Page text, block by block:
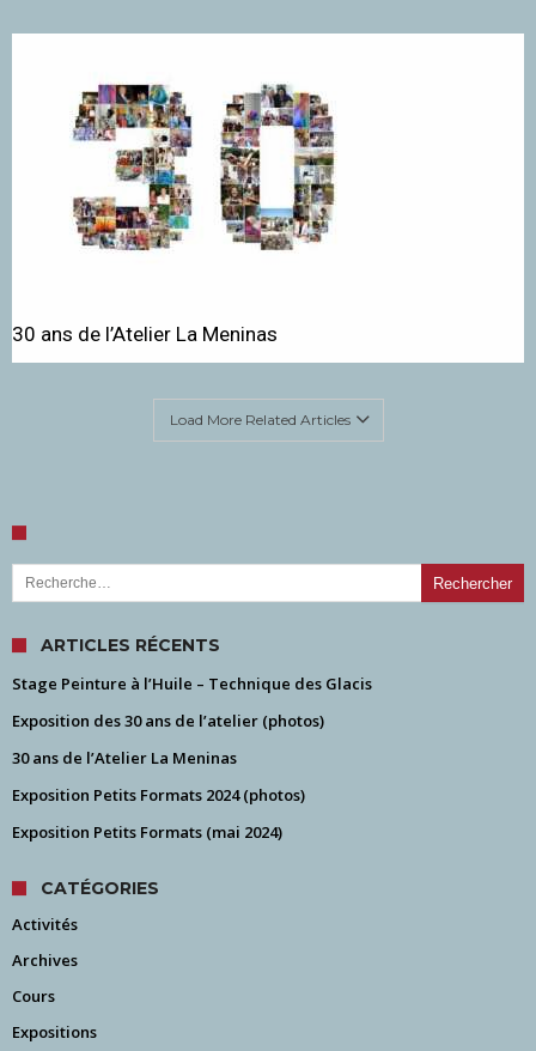
30 ans de l’Atelier La Meninas
Load More Related Articles
Rechercher :
ARTICLES RÉCENTS
Stage Peinture à l’Huile – Technique des Glacis
Exposition des 30 ans de l’atelier (photos)
30 ans de l’Atelier La Meninas
Exposition Petits Formats 2024 (photos)
Exposition Petits Formats (mai 2024)
CATÉGORIES
Activités
Archives
Cours
Expositions